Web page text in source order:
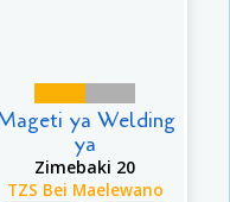
ya Welding
ya
Zimebaki 20
TZS Bei Maelewano